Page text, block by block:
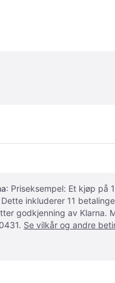
: Priseksempel: Et kjøp på
inkluderer 11
godkjenning av Klarna.
Se vilkår og andre